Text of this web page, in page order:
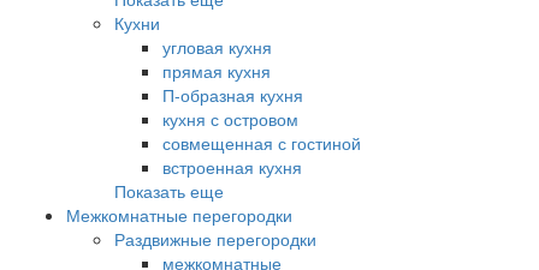
Кухни
угловая кухня
прямая кухня
П-образная кухня
кухня с островом
совмещенная с гостиной
встроенная кухня
Показать еще
Межкомнатные перегородки
Раздвижные перегородки
межкомнатные